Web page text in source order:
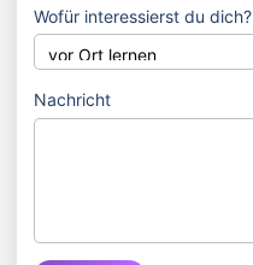
Wofür interessierst du dich?
Nachricht